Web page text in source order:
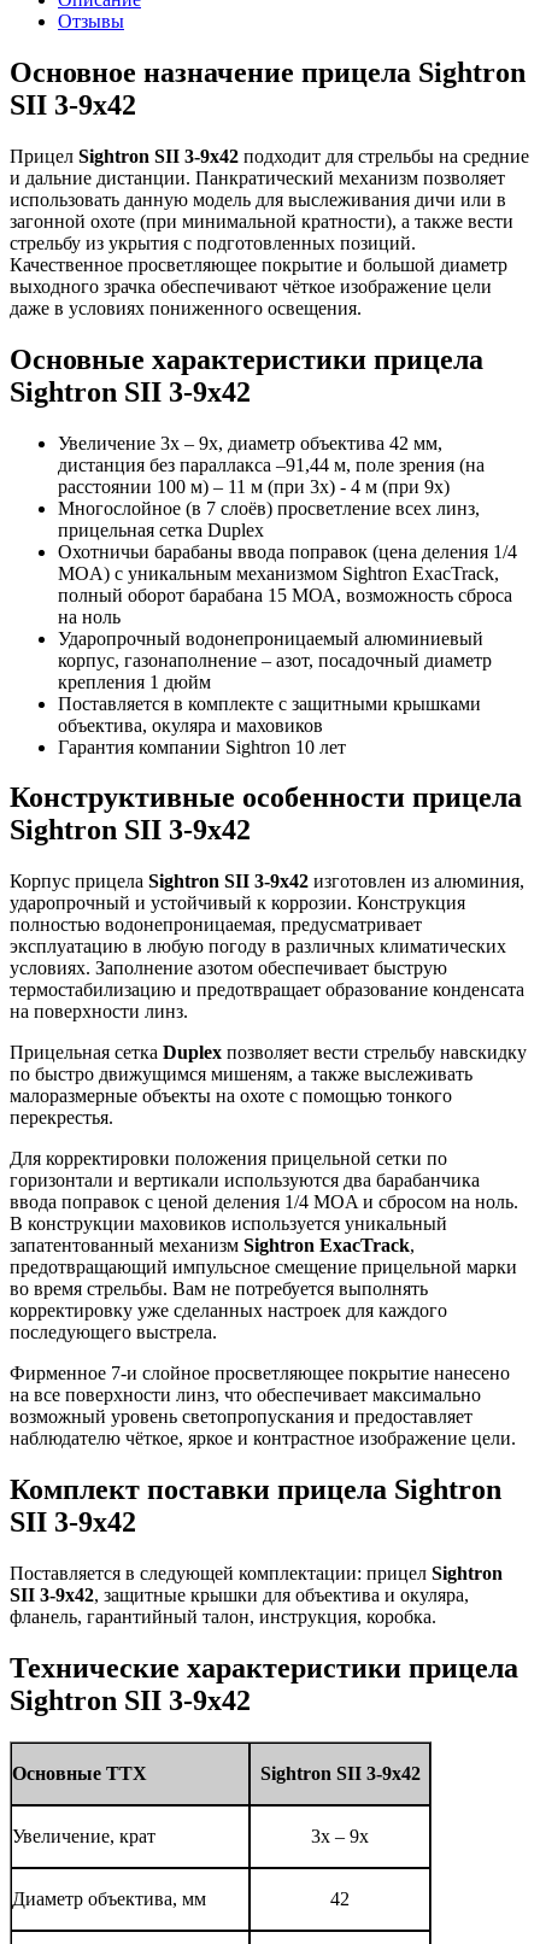
Отзывы
Основное назначение прицела Sightron
SII 3-9x42
Прицел Sightron SII 3-9x42 подходит для стрельбы на средние
и дальние дистанции. Панкратический механизм позволяет
использовать данную модель для выслеживания дичи или в
загонной охоте (при минимальной кратности), а также вести
стрельбу из укрытия с подготовленных позиций.
Качественное просветляющее покрытие и большой диаметр
выходного зрачка обеспечивают чёткое изображение цели
даже в условиях пониженного освещения.
Основные характеристики прицела
Sightron SII 3-9x42
Увеличение 3х – 9х, диаметр объектива 42 мм,
дистанция без параллакса –91,44 м, поле зрения (на
расстоянии 100 м) – 11 м (при 3х) - 4 м (при 9х)
Многослойное (в 7 слоёв) просветление всех линз,
прицельная сетка Duplex
Охотничьи барабаны ввода поправок (цена деления 1/4
MOA) с уникальным механизмом Sightron ExacTrack,
полный оборот барабана 15 МОА, возможность сброса
на ноль
Ударопрочный водонепроницаемый алюминиевый
корпус, газонаполнение – азот, посадочный диаметр
крепления 1 дюйм
Поставляется в комплекте с защитными крышками
объектива, окуляра и маховиков
Гарантия компании Sightron 10 лет
Конструктивные особенности прицела
Sightron SII 3-9x42
Корпус прицела Sightron SII 3-9x42 изготовлен из алюминия,
ударопрочный и устойчивый к коррозии. Конструкция
полностью водонепроницаемая, предусматривает
эксплуатацию в любую погоду в различных климатических
условиях. Заполнение азотом обеспечивает быструю
термостабилизацию и предотвращает образование конденсата
на поверхности линз.
Прицельная сетка Duplex позволяет вести стрельбу навскидку
по быстро движущимся мишеням, а также выслеживать
малоразмерные объекты на охоте с помощью тонкого
перекрестья.
Для корректировки положения прицельной сетки по
горизонтали и вертикали используются два барабанчика
ввода поправок с ценой деления 1/4 MOA и сбросом на ноль.
В конструкции маховиков используется уникальный
запатентованный механизм Sightron ExacTrack,
предотвращающий импульсное смещение прицельной марки
во время стрельбы. Вам не потребуется выполнять
корректировку уже сделанных настроек для каждого
последующего выстрела.
Фирменное 7-и слойное просветляющее покрытие нанесено
на все поверхности линз, что обеспечивает максимально
возможный уровень светопропускания и предоставляет
наблюдателю чёткое, яркое и контрастное изображение цели.
Комплект поставки прицела Sightron
SII 3-9x42
Поставляется в следующей комплектации: прицел Sightron
SII 3-9x42, защитные крышки для объектива и окуляра,
фланель, гарантийный талон, инструкция, коробка.
Технические характеристики прицела
Sightron SII 3-9x42
Основные ТТХ Sightron SII 3-9x42
Увеличение, крат 3х – 9х
Диаметр объектива, мм 42